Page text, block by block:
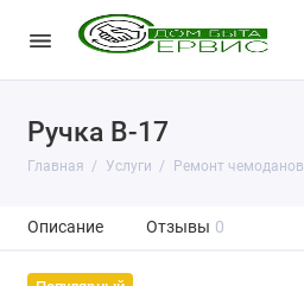
Ручка В-17
Главная Услуги Ремонт чемоданов
Описание Отзывы 0